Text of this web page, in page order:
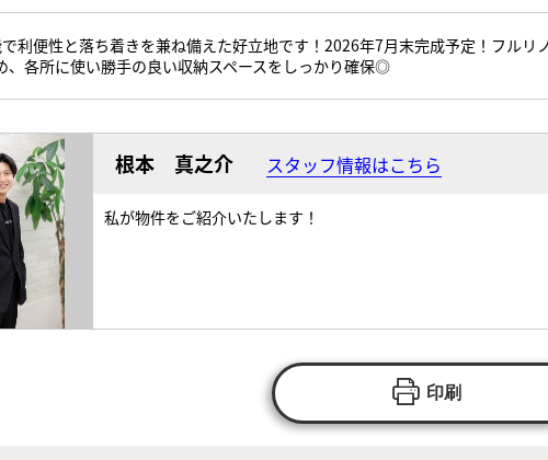
利便性と落ち着きを兼ね備えた好立地です！2026年7月末完成予定！フル
、各所に使い勝手の良い収納スペースをしっかり確保◎
根本 真之介 スタッフ情報はこちら
私が物件をご紹介いたします！
印刷